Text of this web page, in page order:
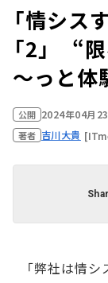
「情シス
「2」 “
～っと
公開 2024年04月
著者 吉川大貴
「弊社は情シ